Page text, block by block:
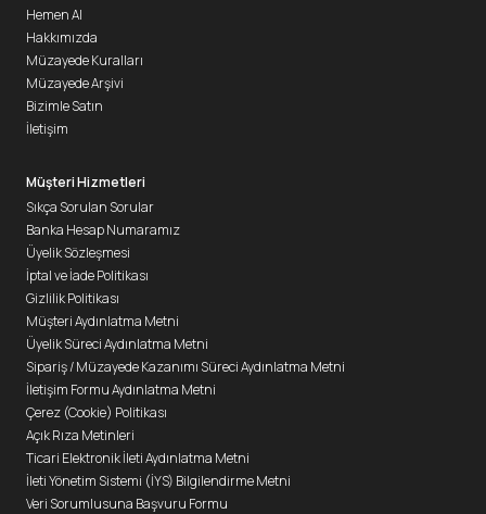
Hemen Al
Hakkımızda
Müzayede Kuralları
Müzayede Arşivi
Bizimle Satın
İletişim
Müşteri Hizmetleri
Sıkça Sorulan Sorular
Banka Hesap Numaramız
Üyelik Sözleşmesi
İptal ve İade Politikası
Gizlilik Politikası
Müşteri Aydınlatma Metni
Üyelik Süreci Aydınlatma Metni
Sipariş / Müzayede Kazanımı Süreci Aydınlatma Metni
İletişim Formu Aydınlatma Metni
Çerez (Cookie) Politikası
Açık Rıza Metinleri
Ticari Elektronik İleti Aydınlatma Metni
İleti Yönetim Sistemi (İYS) Bilgilendirme Metni
Veri Sorumlusuna Başvuru Formu